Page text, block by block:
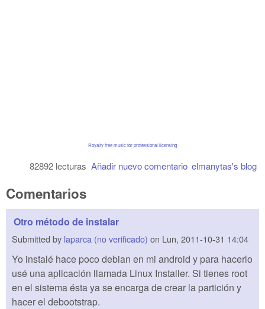
Royalty free music for professional licensing
elmanytas's blog
Añadir nuevo comentario
82892 lecturas
Comentarios
Otro método de instalar
Submitted by laparca (no verificado) on Lun, 2011-10-31 14:04
Yo instalé hace poco debian en mi android y para hacerlo
usé una aplicación llamada Linux Installer. Si tienes root
en el sistema ésta ya se encarga de crear la partición y
hacer el debootstrap.